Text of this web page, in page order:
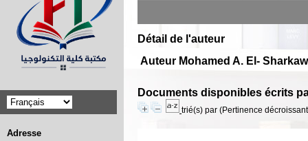
Détail de l'auteur
Auteur Mohamed A. El-
Documents disponibles écrits
trié(s) par (Pertinence
Adresse